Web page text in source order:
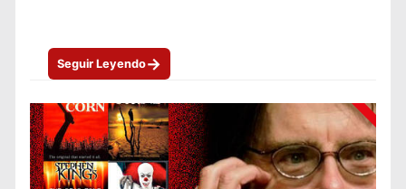
Seguir Leyendo→